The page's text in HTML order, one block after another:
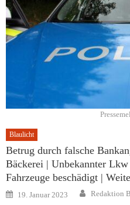
Blaulicht
Betrug durch falsche
Bäckerei | Unbekannter
Fahrzeuge beschädigt |
Posted
on
19. Januar 2023 Author
Redaktion